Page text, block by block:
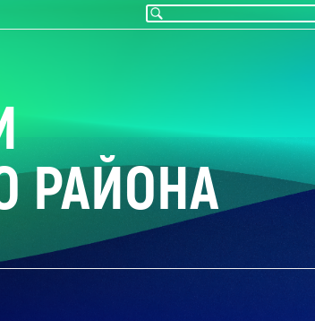
РАЙОНА